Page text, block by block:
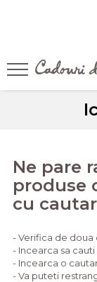
Ne pare
produse
cu
- Verifica de doua
- Incearca sa
- Incearca o
- Va puteti